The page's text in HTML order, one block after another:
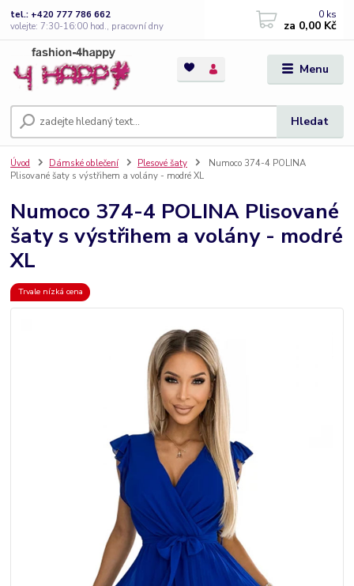
Menu
Hledat
tel.: +420 777 786 662
volejte: 7:30-16:00 hod., pracovní dny
0 ks
za 0,00 Kč
Úvod Dámské oblečení Plesové šaty
Numoco 374-4 POLINA
Plisované šaty s výstřihem a volány - modré XL
Numoco 374-4 POLINA Plisované
šaty s výstřihem a volány - modré
XL
Trvale nízká cena